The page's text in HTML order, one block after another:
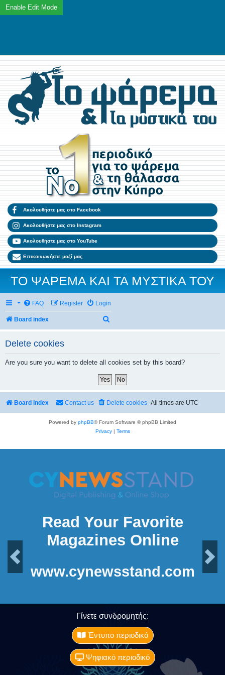
Ακολουθήστε μας στο Facebook
Ακολουθήστε μας στο Instagram
Ακολουθήστε μας στο YouTube
Επικοινωνήστε μαζί μας
ΤΟ ΨΑΡΕΜΑ ΚΑΙ ΤΑ ΜΥΣΤΙΚΑ ΤΟΥ
FAQ Login
Register
Board index
Delete cookies
Are you sure you want to delete all cookies set by this board?
Board index All times are UTC
Delete cookies
Contact us
Powered by phpBB® Forum Software © phpBB Limited
Privacy| Terms
Read Your Favorite
Magazines Online
Next
www.cynewsstand.com
Γίνετε συνδρομητής:
Έντυπο περιοδικό
Ψηφιακό περιοδικό